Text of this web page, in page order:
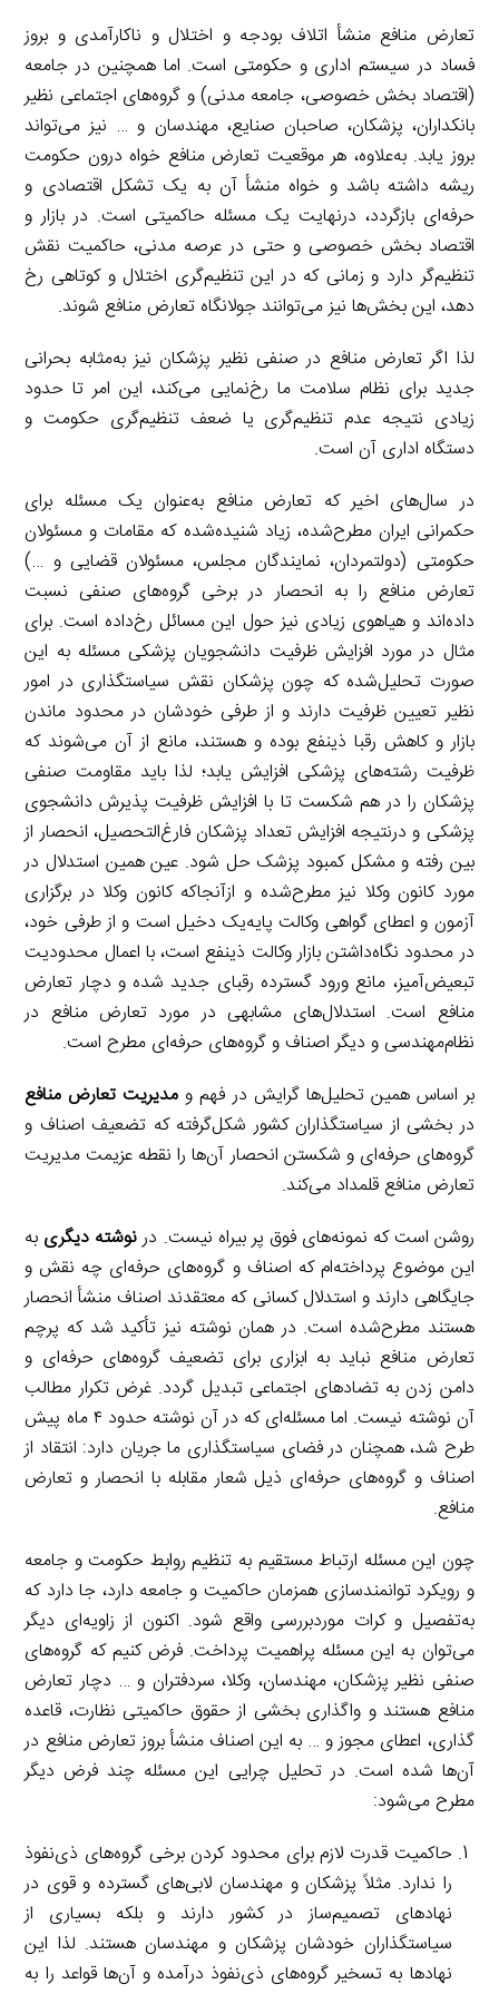
تعارض منافع منشأ اتلاف بودجه و اختلال و ناکارآمدی و بروز
فساد در سیستم اداری و حکومتی است. اما همچنین در جامعه
(اقتصاد بخش خصوصی، جامعه مدنی) و گروه‌های اجتماعی نظیر
بانکداران، پزشکان، صاحبان صنایع، مهندسان و … نیز می‌تواند
بروز یابد. به‌علاوه، هر موقعیت تعارض منافع خواه درون حکومت
ریشه داشته باشد و خواه منشأ آن به یک تشکل اقتصادی و
حرفه‌ای بازگردد، درنهایت یک مسئله حاکمیتی است. در بازار و
اقتصاد بخش خصوصی و حتی در عرصه مدنی، حاکمیت نقش
تنظیم‌گر دارد و زمانی که در این تنظیم‌گری اختلال و کوتاهی رخ
دهد، این بخش‌ها نیز می‌توانند جولانگاه تعارض منافع شوند.
لذا اگر تعارض منافع در صنفی نظیر پزشکان نیز به‌مثابه بحرانی
جدید برای نظام سلامت ما رخ‌نمایی می‌کند، این امر تا حدود
زیادی نتیجه عدم تنظیم‌گری یا ضعف تنظیم‌گری حکومت و
دستگاه اداری آن است.
در سال‌های اخیر که تعارض منافع به‌عنوان یک مسئله برای
حکمرانی ایران مطرح‌شده، زیاد شنیده‌شده که مقامات و مسئولان
حکومتی (دولتمردان، نمایندگان مجلس، مسئولان قضایی و …)
تعارض منافع را به انحصار در برخی گروه‌های صنفی نسبت
داده‌اند و هیاهوی زیادی نیز حول این مسائل رخ‌داده است. برای
مثال در مورد افزایش ظرفیت دانشجویان پزشکی مسئله به این
صورت تحلیل‌شده که چون پزشکان نقش سیاستگذاری در امور
نظیر تعیین ظرفیت دارند و از طرفی خودشان در محدود ماندن
بازار و کاهش رقبا ذینفع بوده و هستند، مانع از آن می‌شوند که
ظرفیت رشته‌های پزشکی افزایش یابد؛ لذا باید مقاومت صنفی
پزشکان را در هم شکست تا با افزایش ظرفیت پذیرش دانشجوی
پزشکی و درنتیجه افزایش تعداد پزشکان فارغ‌التحصیل، انحصار از
بین رفته و مشکل کمبود پزشک حل شود. عین همین استدلال در
مورد کانون وکلا نیز مطرح‌شده و ازآنجاکه کانون وکلا در برگزاری
آزمون و اعطای گواهی وکالت پایه‌یک دخیل است و از طرفی خود،
در محدود نگاه‌داشتن بازار وکالت ذینفع است، با اعمال محدودیت
تبعیض‌آمیز، مانع ورود گسترده رقبای جدید شده و دچار تعارض
منافع است. استدلال‌های مشابهی در مورد تعارض منافع در
نظام‌مهندسی و دیگر اصناف و گروه‌های حرفه‌ای مطرح است.
بر اساس همین تحلیل‌ها گرایش در فهم و مدیریت تعارض منافع
در بخشی از سیاستگذاران کشور شکل‌گرفته که تضعیف اصناف و
گروه‌های حرفه‌ای و شکستن انحصار آن‌ها را نقطه عزیمت مدیریت
تعارض منافع قلمداد می‌کند.
روشن است که نمونه‌های فوق پر بیراه نیست. درنوشته دیگری به
این موضوع پرداخته‌ام که اصناف و گروه‌های حرفه‌ای چه نقش و
جایگاهی دارند و استدلال کسانی که معتقدند اصناف منشأ انحصار
هستند مطرح‌شده است. در همان نوشته نیز تأکید شد که پرچم
تعارض منافع نباید به ابزاری برای تضعیف گروه‌های حرفه‌ای و
دامن زدن به تضادهای اجتماعی تبدیل گردد. غرض تکرار مطالب
آن نوشته نیست. اما مسئله‌ای که در آن نوشته حدود ۴ ماه پیش
‌طرح شد، همچنان در فضای سیاستگذاری ما جریان دارد: انتقاد از
اصناف و گروه‌های حرفه‌ای ذیل شعار مقابله با انحصار و تعارض
منافع.
چون این مسئله ارتباط مستقیم به تنظیم روابط حکومت و جامعه
و رویکرد توانمندسازی همزمان حاکمیت و جامعه دارد، جا دارد که
به‌تفصیل و کرات موردبررسی واقع شود. اکنون از زاویه‌ای دیگر
می‌توان به این مسئله پراهمیت پرداخت. فرض کنیم که گروه‌های
صنفی نظیر پزشکان، مهندسان، وکلا، سردفتران و … دچار تعارض
منافع هستند و واگذاری بخشی از حقوق حاکمیتی نظارت، قاعده
گذاری، اعطای مجوز و … به این اصناف منشأ بروز تعارض منافع در
آن‌ها شده است. در تحلیل چرایی این مسئله چند فرض دیگر
مطرح می‌شود:
حاکمیت قدرت لازم برای محدود کردن برخی گروه‌های ذی‌نفوذ
را ندارد. مثلاً پزشکان و مهندسان لابی‌های گسترده و قوی در
نهادهای تصمیم‌ساز در کشور دارند و بلکه بسیاری از
سیاستگذاران خودشان پزشکان و مهندسان هستند. لذا این
نهادها به تسخیر گروه‌های ذی‌نفوذ درآمده و آن‌ها قواعد را به